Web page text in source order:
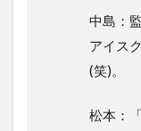
中島：
アイス
(笑)。
松本：